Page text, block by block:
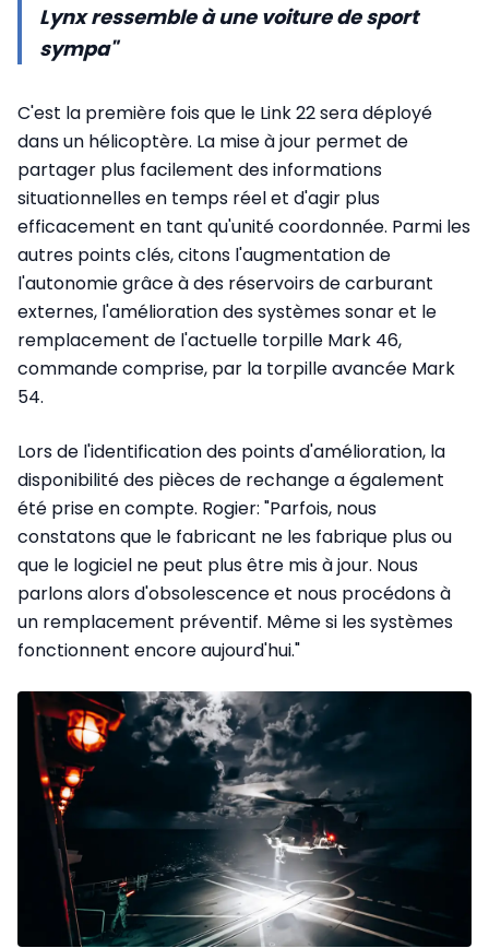
Lynx ressemble à une voiture de sport
sympa"
C'est la première fois que le Link 22 sera déployé
dans un hélicoptère. La mise à jour permet de
partager plus facilement des informations
situationnelles en temps réel et d'agir plus
efficacement en tant qu'unité coordonnée. Parmi les
autres points clés, citons l'augmentation de
l'autonomie grâce à des réservoirs de carburant
externes, l'amélioration des systèmes sonar et le
remplacement de l'actuelle torpille Mark 46,
commande comprise, par la torpille avancée Mark
54.
Lors de l'identification des points d'amélioration, la
disponibilité des pièces de rechange a également
été prise en compte. Rogier: "Parfois, nous
constatons que le fabricant ne les fabrique plus ou
que le logiciel ne peut plus être mis à jour. Nous
parlons alors d'obsolescence et nous procédons à
un remplacement préventif. Même si les systèmes
fonctionnent encore aujourd'hui."